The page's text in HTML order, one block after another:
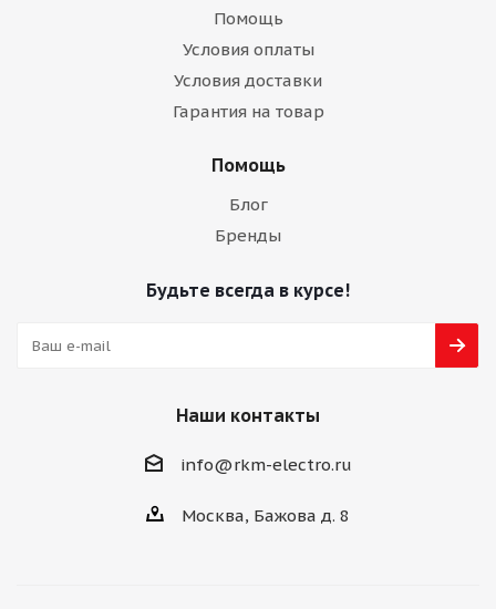
Помощь
Условия оплаты
Условия доставки
Гарантия на товар
Помощь
Блог
Бренды
Будьте всегда в курсе!
Наши контакты
info@rkm-electro.ru
Москва, Бажова д. 8